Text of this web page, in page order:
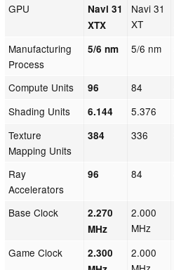
GPU
Navi 31
XTX
Navi 31
XT
Manufacturing
Process
5/6 nm 5/6 nm
Compute Units 96 84
Shading Units
6.144 5.376
Texture
Mapping Units
384 336
Ray
Accelerators
96 84
Base Clock
2.270
MHz
2.000
MHz
Game Clock
2.300
2.000